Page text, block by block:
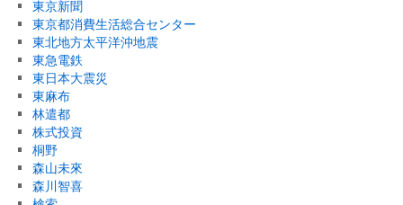
東京新聞
東京都消費生活総合センター
東北地方太平洋沖地震
東急電鉄
東日本大震災
東麻布
林遣都
株式投資
桐野
森山未來
森川智喜